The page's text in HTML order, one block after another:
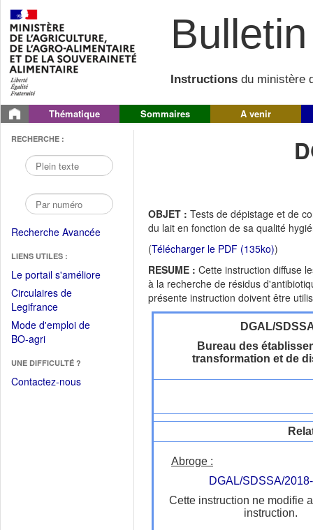
Instructions du ministère
Thématique Sommaires A venir
RECHERCHE :
Recherche Avancée
LIENS UTILES :
Le portail s'améliore(Fichier
Circulaires de
Legifrance(Ouvrir
dans
une
fenêtre)
Mode d'emploi de
BO-agri(Ouvrir
une
nouvelle
UNE DIFFICULTÉ ?
Contactez-nous
OBJET : Tests de dépistage et de
du lait en fonction de sa qualité
(Télécharger le PDF (135ko))
RESUME : Cette instruction diffuse
à la recherche de résidus
présente instruction doivent être
DGAL/
Bureau des
transformation et de
Abroge :
DGAL/SDSSA/
Cette instruction ne modifie
instruction.